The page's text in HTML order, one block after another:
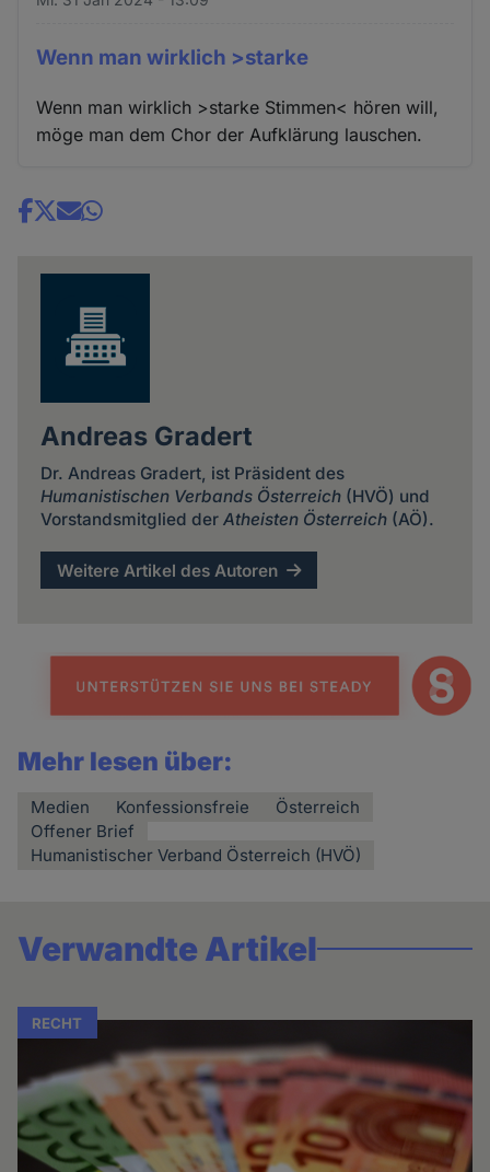
Wenn man wirklich >starke
Wenn man wirklich >starke Stimmen< hören will,
möge man dem Chor der Aufklärung lauschen.
Share
Andreas Gradert
Dr. Andreas Gradert, ist Präsident des
Humanistischen Verbands Österreich(HVÖ) und
Vorstandsmitglied der Atheisten Österreich (AÖ).
Weitere Artikel des Autoren
Mehr lesen über:
Medien Konfessionsfreie
Österreich
Offener Brief
Humanistischer Verband Österreich (HVÖ)
Verwandte Artikel
RECHT